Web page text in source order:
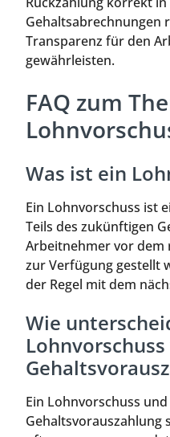
Gehaltsabrechnungen
Transparenz für den
gewährleisten.
FAQ zum
Was ist ein
Ein Lohnvorschuss ist
Teils des zukünftigen
Arbeitnehmer vor dem
zur Verfügung gestellt
der Regel mit dem
Wie
Ein Lohnvorschuss
Gehaltsvorauszahlung